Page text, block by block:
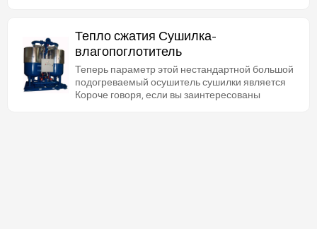
Тепло сжатия Сушилка-
влагопоглотитель
Теперь параметр этой нестандартной большой
подогреваемый осушитель сушилки является
Короче говоря, если вы заинтересованы